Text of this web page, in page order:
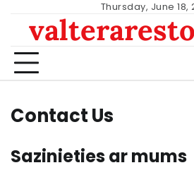
content
Thursday, June 18,
Contact Us
Sazinieties ar mums